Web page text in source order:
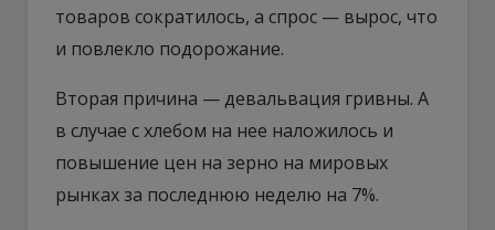
товаров сократилось, а спрос — вырос, что
и повлекло подорожание.
Вторая причина — девальвация гривны. А
в случае с хлебом на нее наложилоcь и
повышение цен на зерно на мировых
рынках за последнюю неделю на 7%.